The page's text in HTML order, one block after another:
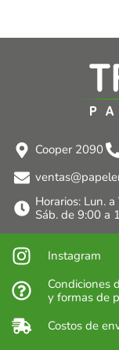
Cooper 2090
Horarios: Lun.
Sáb. de 9:00 a
Instagram
Condiciones
y formas de
Costos de